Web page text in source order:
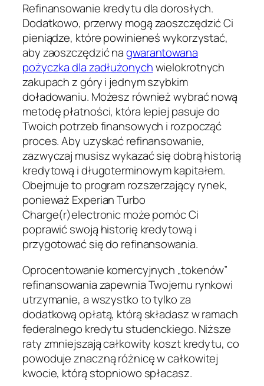
Refinansowanie kredytu dla dorosłych.
Dodatkowo, przerwy mogą zaoszczędzić Ci
pieniądze, które powinieneś wykorzystać,
aby zaoszczędzić nagwarantowana
pożyczka dla zadłużonychwielokrotnych
zakupach z góry i jednym szybkim
doładowaniu. Możesz również wybrać nową
metodę płatności, która lepiej pasuje do
Twoich potrzeb finansowych i rozpocząć
proces. Aby uzyskać refinansowanie,
zazwyczaj musisz wykazać się dobrą historią
kredytową i długoterminowym kapitałem.
Obejmuje to program rozszerzający rynek,
ponieważ Experian Turbo
Charge(r)electronic może pomóc Ci
poprawić swoją historię kredytową i
przygotować się do refinansowania.
Oprocentowanie komercyjnych „tokenów”
refinansowania zapewnia Twojemu rynkowi
utrzymanie, a wszystko to tylko za
dodatkową opłatą, którą składasz w ramach
federalnego kredytu studenckiego. Niższe
raty zmniejszają całkowity koszt kredytu, co
powoduje znaczną różnicę w całkowitej
kwocie, którą stopniowo spłacasz.